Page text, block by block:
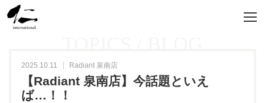
2025.10.11 Radiant 泉南店
【Radiant 泉南店】今話題といえ
ば…！！